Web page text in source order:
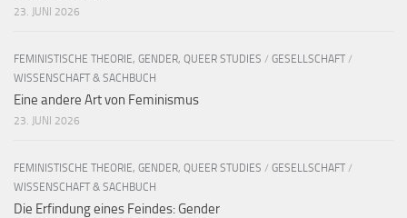
23. JUNI 2026
FEMINISTISCHE THEORIE, GENDER, QUEER STUDIES / GESELLSCHAFT /
WISSENSCHAFT & SACHBUCH
Eine andere Art von Feminismus
23. JUNI 2026
FEMINISTISCHE THEORIE, GENDER, QUEER STUDIES / GESELLSCHAFT /
WISSENSCHAFT & SACHBUCH
Die Erfindung eines Feindes: Gender